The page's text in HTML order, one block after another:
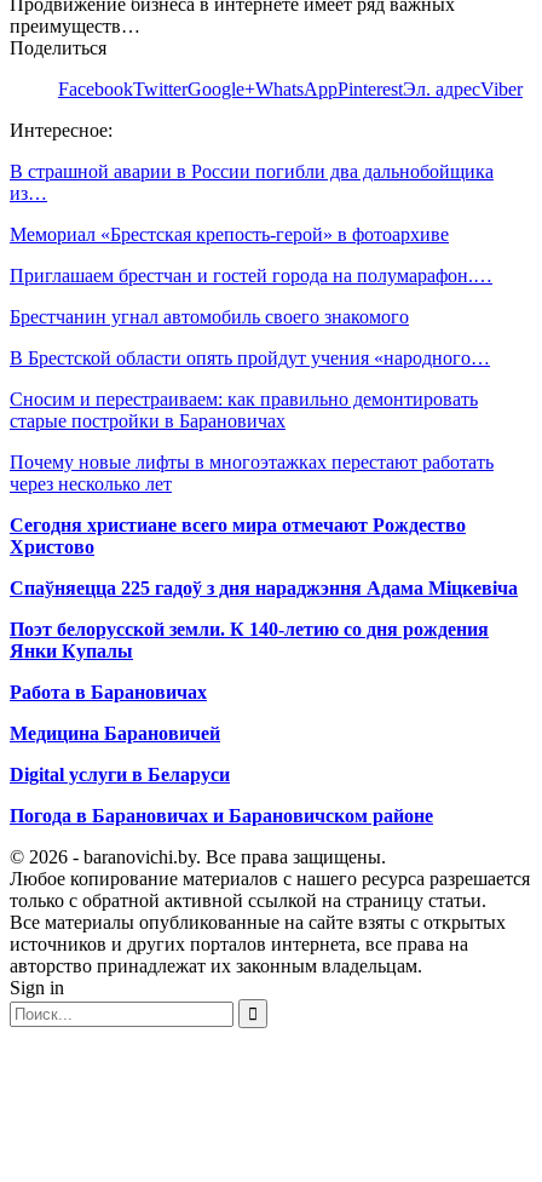
Продвижение бизнеса в интернете имеет ряд важных
преимуществ…
Поделиться
FacebookTwitterGoogle+WhatsAppPinterestЭл. адресViber
Интересное:
В страшной аварии в России погибли два дальнобойщика
из…
Мемориал «Брестская крепость-герой» в фотоархиве
Приглашаем брестчан и гостей города на полумарафон.…
Брестчанин угнал автомобиль своего знакомого
В Брестской области опять пройдут учения «народного…
Сносим и перестраиваем: как правильно демонтировать
старые постройки в Барановичах
Почему новые лифты в многоэтажках перестают работать
через несколько лет
Сегодня христиане всего мира отмечают Рождество
Христово
Спаўняецца 225 гадоў з дня нараджэння Адама Міцкевіча
Поэт белорусской земли. К 140-летию со дня рождения
Янки Купалы
Работа в Барановичах
Медицина Барановичей
Digital услуги в Беларуси
Погода в Барановичах и Барановичском районе
© 2026 - baranovichi.by. Все права защищены.
Любое копирование материалов с нашего ресурса разрешается
только с обратной активной ссылкой на страницу статьи.
Все материалы опубликованные на сайте взяты с открытых
источников и других порталов интернета, все права на
авторство принадлежат их законным владельцам.
Sign in